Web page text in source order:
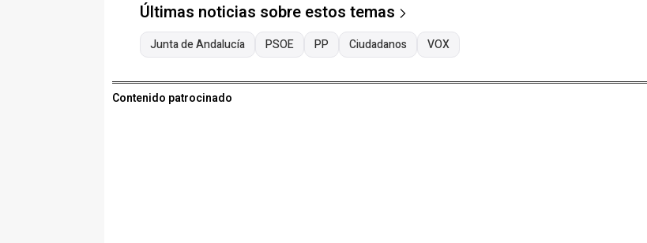
Últimas noticias sobre estos temas
Junta de Andalucía PSOE PP Ciudadanos VOX
Contenido patrocinado